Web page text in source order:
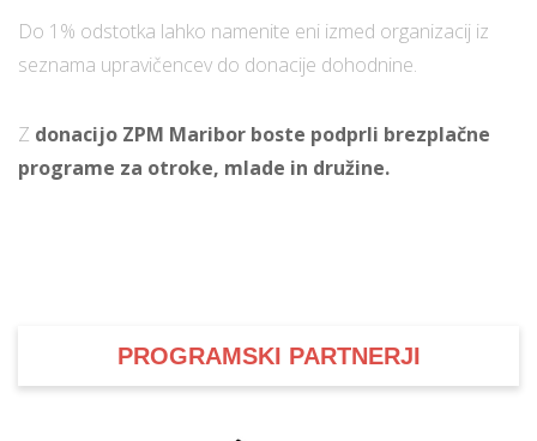
Do 1% odstotka lahko namenite eni izmed organizacij iz
seznama upravičencev do donacije dohodnine.
Z donacijo ZPM Maribor boste podprli brezplačne
programe za otroke, mlade in družine.
PROGRAMSKI PARTNERJI